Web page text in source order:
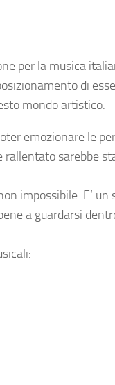
per la musica
di
mondo artistico.
emozionare le
sarebbe
impossibile. E’ un
a guardarsi